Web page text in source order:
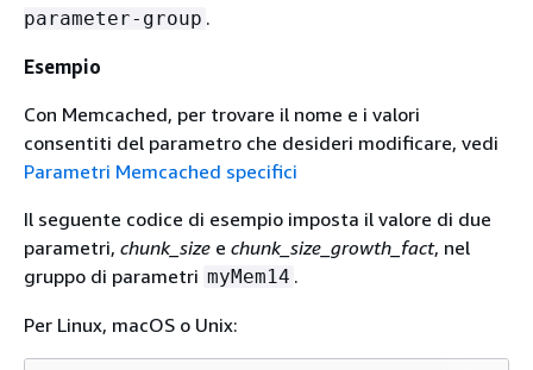
parameter-group .
Esempio
Con Memcached, per trovare il nome e i valori
consentiti del parametro che desideri modificare, vedi
Parametri Memcached specifici
Il seguente codice di esempio imposta il valore di due
parametri, chunk_size e chunk_size_growth_fact, nel
gruppo di parametri myMem14 .
Per Linux, macOS o Unix: